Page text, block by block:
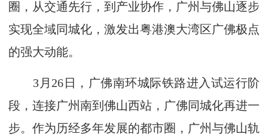
圈，从交通先行，到产业协作，广州与佛山逐步
实现全域同城化，激发出粤港澳大湾区广佛极点
的强大动能。
3月26日，广佛南环城际铁路进入试运行阶
段，连接广州南到佛山西站，广佛同城化再进一
步。作为历经多年发展的都市圈，广州与佛山轨